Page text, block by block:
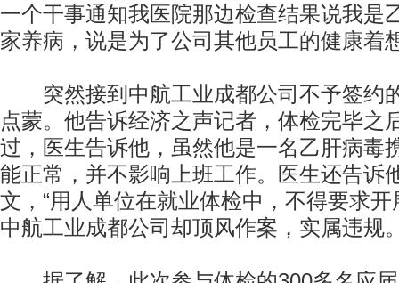
一个干事通知我医院那边检查结果说我是
家养病，说是为了公司其他员工的健康着
突然接到中航工业成都公司不予签约
点蒙。他告诉经济之声记者，体检完毕之
过，医生告诉他，虽然他是一名乙肝病毒
能正常，并不影响上班工作。医生还告诉
文，“用人单位在就业体检中，不得要求开
中航工业成都公司却顶风作案，实属违规